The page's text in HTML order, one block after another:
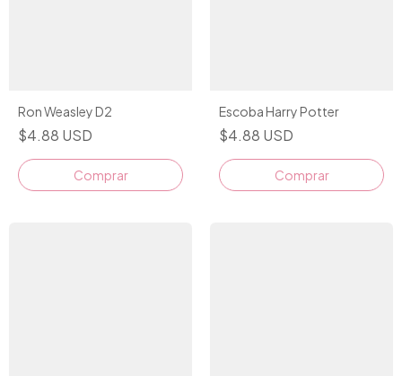
Ron Weasley D2
$4.88 USD
Comprar
Escoba Harry Potter
$4.88 USD
Comprar